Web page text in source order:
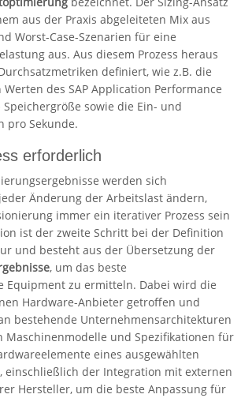
aus der Praxis abgeleiteten Mix aus
Worst-Case-Szenarien für eine
aus. Aus diesem Prozess heraus
definiert, wie z.B. die
Werten des SAP Application Performance
Speichergröße sowie die Ein- und
pro Sekunde.
erforderlich
werden sich
Änderung der Arbeitslast ändern,
immer ein iterativer Prozess sein
ist der zweite Schritt bei der Definition
und besteht aus der Übersetzung der
, um das beste
Equipment zu ermitteln. Dabei wird die
Hardware-Anbieter getroffen und
bestehende Unternehmensarchitekturen
Maschinenmodelle und Spezifikationen für
eines ausgewählten
einschließlich der Integration mit externen
Hersteller, um die beste Anpassung für